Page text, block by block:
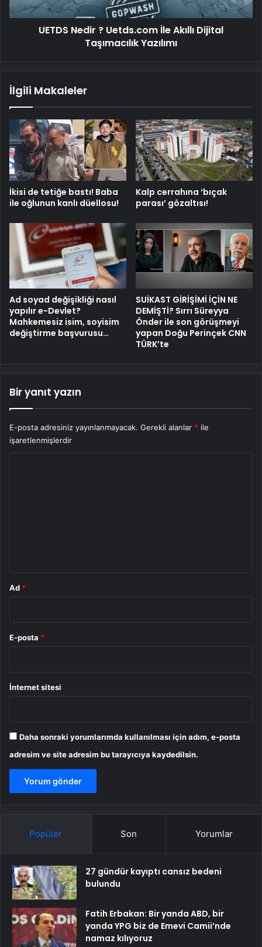
Taşımacılık
Yazılımı
UETDS Nedir ? Uetds.com İle Akıllı Dijital
Taşımacılık Yazılımı
İlgili Makaleler
İkisi de tetiğe bastı! Baba
ile oğlunun kanlı düellosu!
Kalp cerrahına ‘bıçak
parası’ gözaltısı!
Ad soyad değişikliği nasıl
yapılır e-Devlet?
Mahkemesiz isim, soyisim
değiştirme başvurusu…
SUİKAST GİRİŞİMİ İÇİN NE
DEMİŞTİ? Sırrı Süreyya
Önder ile son görüşmeyi
yapan Doğu Perinçek CNN
TÜRK’te
Bir yanıt yazın
E-posta adresiniz yayınlanmayacak. Gerekli alanlar * ile
işaretlenmişlerdir
Ad *
E-posta *
İnternet sitesi
Daha sonraki yorumlarımda kullanılması için adım, e-posta
adresim ve site adresim bu tarayıcıya kaydedilsin.
Popüler Son Yorumlar
27 gündür kayıptı cansız bedeni
bulundu
Fatih Erbakan: Bir yanda ABD, bir
yanda YPG biz de Emevi Camii’nde
namaz kılıyoruz